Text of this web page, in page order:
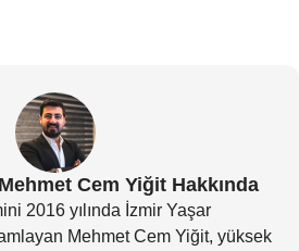
Cem Yiğit Hakkında
2016 yılında İzmir Yaşar
Mehmet Cem Yiğit, yüksek